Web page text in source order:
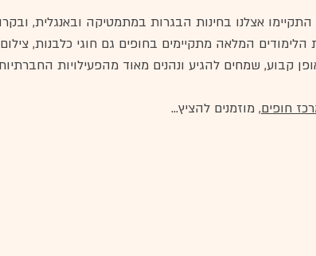
אצלנו בחינות הבגרות במתמטיקה ובאנגלית,
המלאה מתקיימים בחופים גם חוגי כלבנות, צילום,
קבוע, שמחים להגיע ונהנים מאוד מהפעילויות
חופים, מוזמנים להציץ...